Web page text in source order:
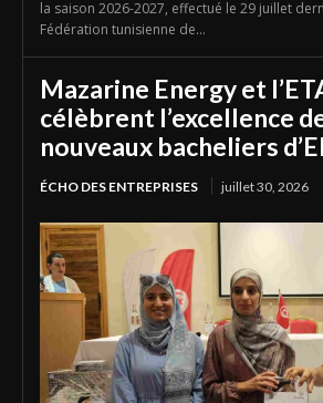
la saison 2026-2027, effectué le 29 juillet
Fédération tunisienne de...
Mazarine Energy et
célèbrent l’excellence
nouveaux bacheliers
ÉCHO DES ENTREPRISES juillet 30, 2026